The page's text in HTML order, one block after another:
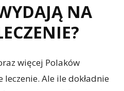
NA
więcej Polaków
Ale ile dokładnie